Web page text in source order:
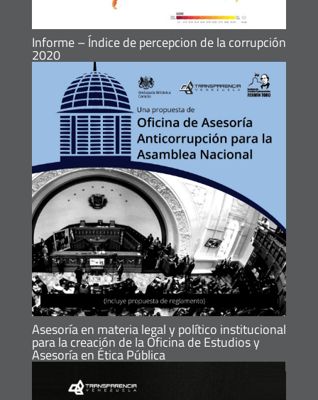
Informe – Índice de percepcion de la corrupción
2020
Asesoría en materia legal y político institucional
para la creación de la Oficina de Estudios y
Asesoría en Ética Pública